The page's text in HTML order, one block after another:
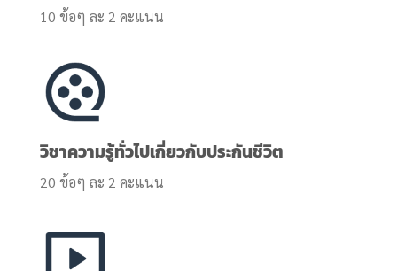
10 ข้อๆ ละ 2 คะแนน
วิชาความรู้ทั่วไปเกี่ยวกับประกันชีวิต
20 ข้อๆ ละ 2 คะแนน